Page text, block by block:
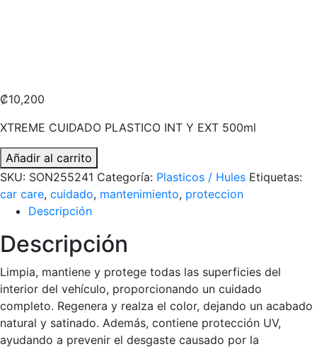
₡10,200
XTREME CUIDADO PLASTICO INT Y EXT 500ml
XTREME
CUIDADO
PLASTICO
EXT
500ml
cantidad
Añadir al carrito
SKU: SON255241 Categoría: Plasticos / Hules Etiquetas:
car care, cuidado, mantenimiento, proteccion
Descripción
Descripción
Limpia, mantiene y protege todas las superficies del
interior del vehículo, proporcionando un cuidado
completo. Regenera y realza el color, dejando un acabado
natural y satinado. Además, contiene protección UV,
ayudando a prevenir el desgaste causado por la